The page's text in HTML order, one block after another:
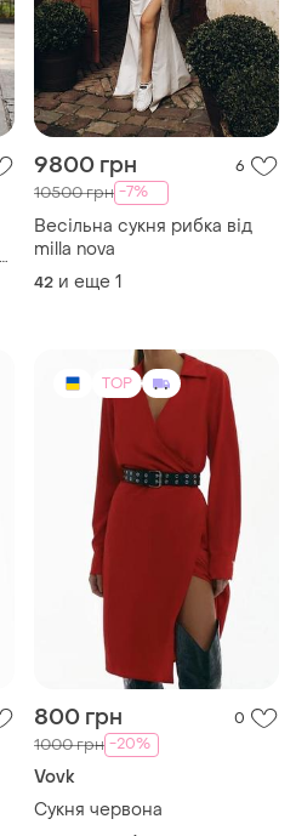
9800 грн 6
10500 грн -7%
Весільна сукня рибка від
milla nova
42 и еще 1
TOP
800 грн 0
1000 грн -20%
Vovk
Сукня червона